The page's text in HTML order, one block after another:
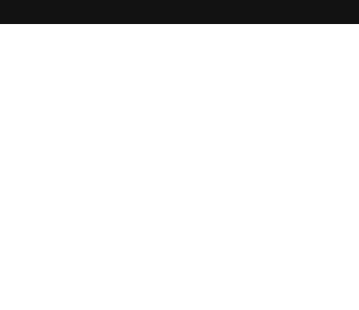
Nous contacter